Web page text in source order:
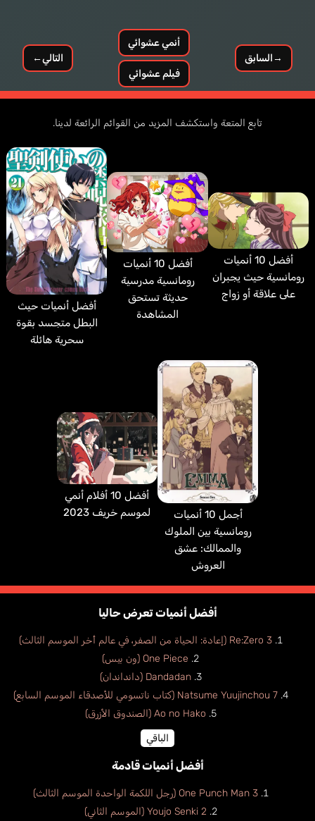
→السابق
أنمي عشوائي
فيلم عشوائي
التالي←
تابع المتعة واستكشف المزيد من القوائم الرائعة لدينا.
أفضل 10 أنميات
رومانسية حيث يجبران
على علاقة أو زواج
أفضل 10 أنميات
رومانسية مدرسية
حديثة تستحق
المشاهدة
أفضل أنميات حيث
البطل متجسد بقوة
سحرية هائلة
أجمل 10 أنميات
رومانسية بين الملوك
والممالك: عشق
العروش
أفضل 10 أفلام أنمي
لموسم خريف 2023
أفضل أنميات تعرض حاليا
Re:Zero 3 (إعادة: الحياة من الصفر، في عالم أخر الموسم الثالث)
One Piece (ون بيس)
Dandadan (دانداندان)
Natsume Yuujinchou 7 (كتاب ناتسومي للأصدقاء الموسم السابع)
Ao no Hako (الصندوق الأزرق)
الباقي
أفضل أنميات قادمة
One Punch Man 3 (رجل اللكمة الواحدة الموسم الثالث)
Youjo Senki 2 (الموسم الثاني)